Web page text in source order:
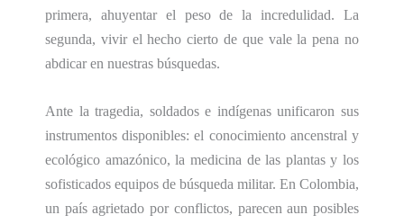
primera, ahuyentar el peso de la incredulidad. La
segunda, vivir el hecho cierto de que vale la pena no
abdicar en nuestras búsquedas.
Ante la tragedia, soldados e indígenas unificaron sus
instrumentos disponibles: el conocimiento ancenstral y
ecológico amazónico, la medicina de las plantas y los
sofisticados equipos de búsqueda militar. En Colombia,
un paísagrietado por conflictos, parecen aun posibles